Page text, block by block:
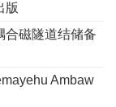
版
合磁隧道结储备
Ambaw